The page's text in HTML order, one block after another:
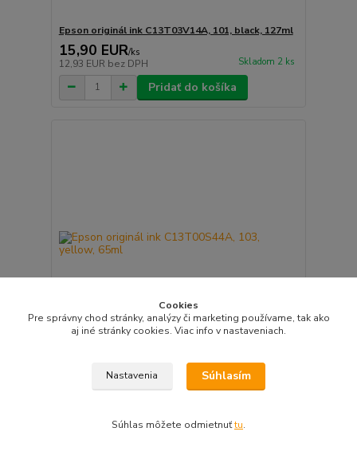
Epson originál ink C13T03V14A, 101, black, 127ml
15,90 EUR/ks
12,93 EUR bez DPH Skladom 2 ks
Pridať do košíka
Epson originál ink C13T00S44A, 103, yellow, 65ml
9,30 EUR
Pridať do košíka
Cookies
Pre správny chod stránky, analýzy či marketing používame, tak ako
aj iné stránky cookies. Viac info v nastaveniach.
Nastavenia Súhlasím
Súhlas môžete odmietnuťtu.